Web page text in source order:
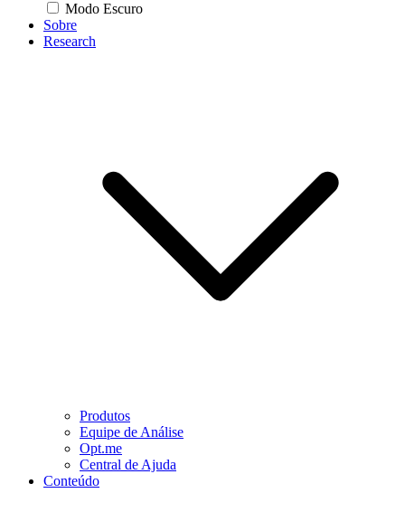
Modo Escuro
Sobre
Research
Produtos
Equipe de Análise
Opt.me
Central de Ajuda
Conteúdo